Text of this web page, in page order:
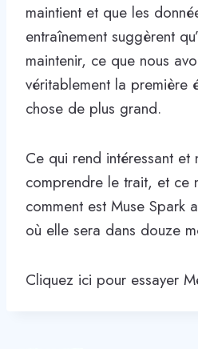
maintient et que les
entraînement suggèrent
maintenir, ce que nous
véritablement la première
chose de plus grand.
Ce qui rend intéressant et
comprendre le trait, et ce
comment est Muse Spark
où elle sera dans douze
Cliquez ici pour essayer